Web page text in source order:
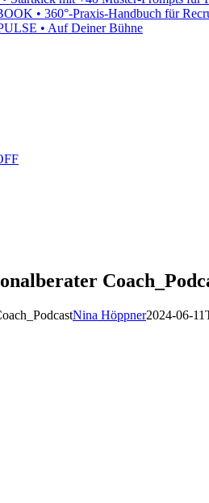
• 360°-Praxis-Handbuch für
• Auf Deiner Bühne
Nina Höppner2024-06-